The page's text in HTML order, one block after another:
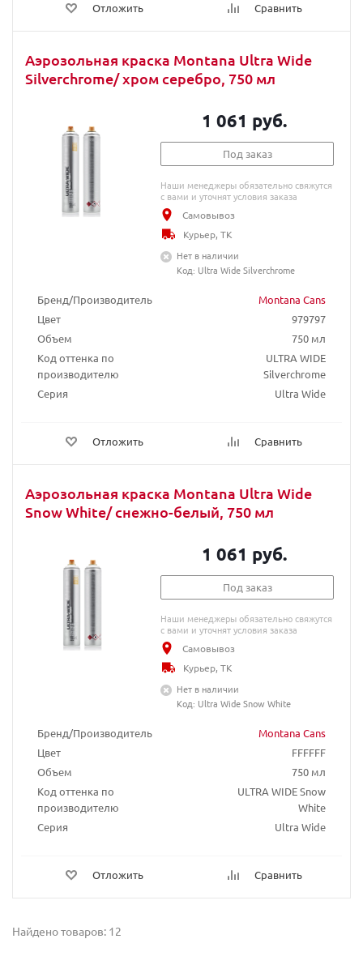
Отложить Сравнить
Аэрозольная краска Montana Ultra Wide
Silverchrome/ хром серебро, 750 мл
Бренд/Производитель
Montana Cans
Цвет
979797
Объем
750 мл
Код оттенка по
производителю
ULTRA WIDE
Silverchrome
Серия
Ultra Wide
Отложить Сравнить
1 061 руб.
Под заказ
Наши менеджеры обязательно свяжутся
с вами и уточнят условия заказа
Самовывоз
Курьер, ТК
Нет в наличии
Код: Ultra Wide Silverchrome
Аэрозольная краска Montana Ultra Wide
Snow White/ снежно-белый, 750 мл
Бренд/Производитель
Montana Cans
Цвет
FFFFFF
Объем
750 мл
Код оттенка по
производителю
ULTRA WIDE Snow
White
Серия
Ultra Wide
Отложить Сравнить
1 061 руб.
Под заказ
Наши менеджеры обязательно свяжутся
с вами и уточнят условия заказа
Самовывоз
Курьер, ТК
Нет в наличии
Код: Ultra Wide Snow White
Найдено товаров: 12